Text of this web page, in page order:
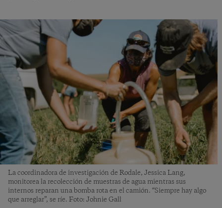
La coordinadora de investigación de Rodale, Jessica Lang,
monitorea la recolección de muestras de agua mientras sus
internos reparan una bomba rota en el camión. “Siempre hay algo
que arreglar”, se ríe. Foto: Johnie Gall